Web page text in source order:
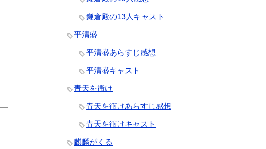
鎌倉殿の13人キャスト
平清盛
平清盛あらすじ感想
平清盛キャスト
青天を衝け
青天を衝けあらすじ感想
青天を衝けキャスト
麒麟がくる